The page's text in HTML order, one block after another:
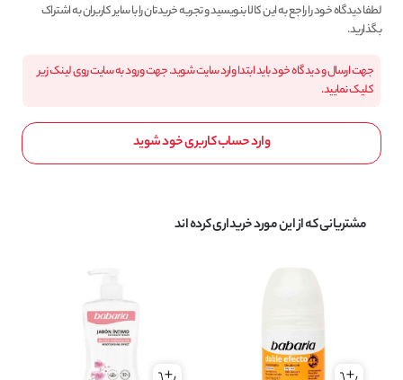
لطفا دیدگاه خود را راجع به این کالا بنویسید و تجربه خریدتان را با سایر کاربران به اشتراک
بگذارید.
جهت ارسال و دیدگاه خود باید ابتدا وارد سایت شوید. جهت ورود به سایت روی لینک زیر
کلیک نمایید.
وارد حساب کاربری خود شوید
مشتریانی که از این مورد خریداری کرده اند